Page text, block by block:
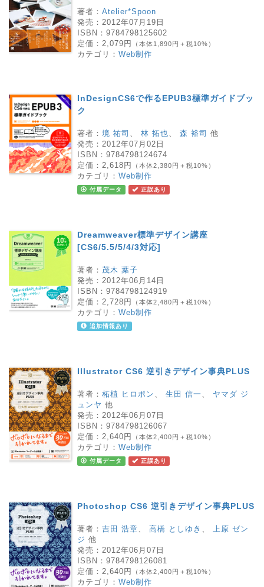
著者： Atelier*Spoon
発売： 2012年07月19日
ISBN： 9784798125602
定価： 2,079円 （本体1,890円＋税10%）
カテゴリ： Web制作
InDesignCS6で作るEPUB3標準ガイドブッ
ク
著者： 境 祐司 林 拓也 森 裕司 他
発売： 2012年07月02日
ISBN： 9784798124674
定価： 2,618円 （本体2,380円＋税10%）
カテゴリ： Web制作
付属データ 正誤あり
Dreamweaver標準デザイン講座
[CS6/5.5/5/4/3対応]
著者： 茂木 葉子
発売： 2012年06月14日
ISBN： 9784798124919
定価： 2,728円 （本体2,480円＋税10%）
カテゴリ： Web制作
追加情報あり
Illustrator CS6 逆引きデザイン事典PLUS
著者： 柘植 ヒロポン 生田 信一
ヤマダ ジ
ュンヤ 他
発売： 2012年06月07日
ISBN： 9784798126067
定価： 2,640円 （本体2,400円＋税10%）
カテゴリ： Web制作
付属データ 正誤あり
Photoshop CS6 逆引きデザイン事典PLUS
著者： 吉田 浩章 高橋 としゆき
上原 ゼン
ジ 他
発売： 2012年06月07日
ISBN： 9784798126081
定価： 2,640円 （本体2,400円＋税10%）
カテゴリ： Web制作